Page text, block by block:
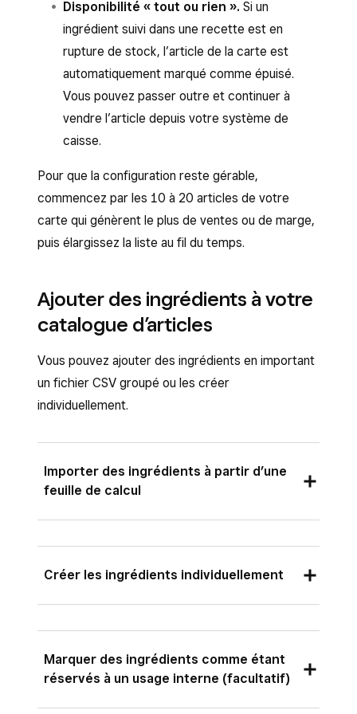
Disponibilité « tout ou rien ». Si un
ingrédient suivi dans une recette est en
rupture de stock, l’article de la carte est
automatiquement marqué comme épuisé.
Vous pouvez passer outre et continuer à
vendre l’article depuis votre système de
caisse.
Pour que la configuration reste gérable,
commencez par les 10 à 20 articles de votre
carte qui génèrent le plus de ventes ou de marge,
puis élargissez la liste au fil du temps.
Ajouter des ingrédients à votre
catalogue d’articles
Vous pouvez ajouter des ingrédients en important
un fichier CSV groupé ou les créer
individuellement.
Importer des ingrédients à partir d’une
feuille de calcul
dans un autre système.
Connectez-vous au Tableau de bord Square
et accédez àArticles et commandes>
Articles.
SélectionnezActions>Importer le
catalogue.
Créer les ingrédients individuellement
individuellement.
Marquer des ingrédients comme étant
réservés à un usage interne (facultatif)